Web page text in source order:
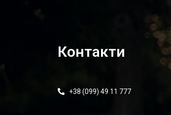
Контакти
+38 (099) 49 11 777